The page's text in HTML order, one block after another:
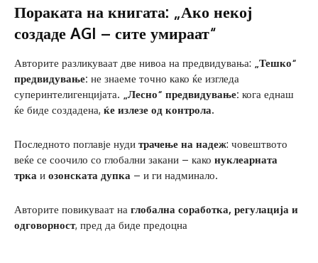
Пораката на книгата: „Ако некој
создаде AGI – сите умираат“
Авторите разликуваат две нивоа на предвидувања:
„Тешко“
предвидување: не знаеме точно како ќе изгледа
суперинтелигенцијата.
„Лесно“ предвидување: кога еднаш
ќе биде создадена, ќе излезе од контрола.
Последното поглавје нуди трачење на надеж: човештвото
веќе се соочило со глобални закани – како нуклеарната
трка и озонската дупка – и ги надминало.
Авторите повикуваат на глобална соработка, регулација и
одговорност, пред да биде предоцна